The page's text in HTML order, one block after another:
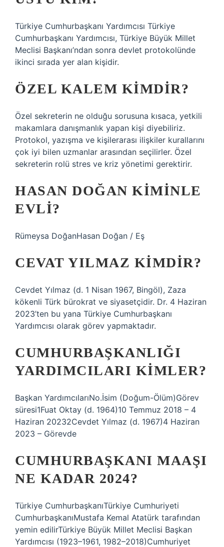
Türkiye Cumhurbaşkanı Yardımcısı Türkiye
Cumhurbaşkanı Yardımcısı, Türkiye Büyük Millet
Meclisi Başkanı’ndan sonra devlet protokolünde
ikinci sırada yer alan kişidir.
ÖZEL KALEM KIMDIR?
Özel sekreterin ne olduğu sorusuna kısaca, yetkili
makamlara danışmanlık yapan kişi diyebiliriz.
Protokol, yazışma ve kişilerarası ilişkiler kurallarını
çok iyi bilen uzmanlar arasından seçilirler. Özel
sekreterin rolü stres ve kriz yönetimi gerektirir.
HASAN DOĞAN KIMINLE
EVLI?
Rümeysa DoğanHasan Doğan / Eş
CEVAT YILMAZ KIMDIR?
Cevdet Yılmaz (d. 1 Nisan 1967, Bingöl), Zaza
kökenli Türk bürokrat ve siyasetçidir. Dr. 4 Haziran
2023’ten bu yana Türkiye Cumhurbaşkanı
Yardımcısı olarak görev yapmaktadır.
CUMHURBAŞKANLIĞI
YARDIMCILARI KIMLER?
Başkan YardımcılarıNo.İsim (Doğum-Ölüm)Görev
süresi1Fuat Oktay (d. 1964)10 Temmuz 2018 – 4
Haziran 20232Cevdet Yılmaz (d. 1967)4 Haziran
2023 – Görevde
CUMHURBAŞKANI MAAŞI
NE KADAR 2024?
Türkiye CumhurbaşkanıTürkiye Cumhuriyeti
CumhurbaşkanıMustafa Kemal Atatürk tarafından
yemin edilirTürkiye Büyük Millet Meclisi Başkan
Yardımcısı (1923–1961, 1982–2018)Cumhuriyet